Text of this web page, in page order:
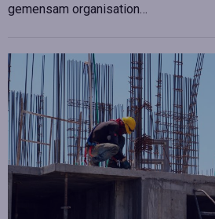
gemensam organisation…